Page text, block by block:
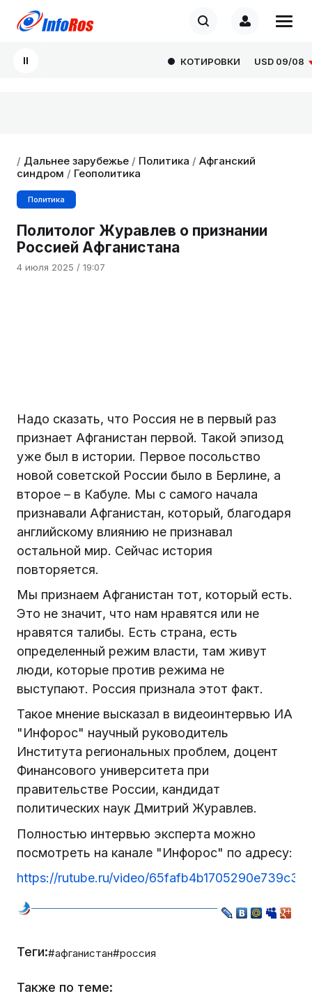
КОТИРОВКИ USD09/08
/ Дальнее зарубежье / Политика / Афганский
синдром / Геополитика
Политика
Политолог Журавлев о признании
Россией Афганистана
4 июля 2025 / 19:07
Надо сказать, что Россия не в первый раз
признает Афганистан первой. Такой эпизод
уже был в истории. Первое посольство
новой советской России было в Берлине, а
второе – в Кабуле. Мы с самого начала
признавали Афганистан, который, благодаря
английскому влиянию не признавал
остальной мир. Сейчас история
повторяется.
Мы признаем Афганистан тот, который есть.
Это не значит, что нам нравятся или не
нравятся талибы. Есть страна, есть
определенный режим власти, там живут
люди, которые против режима не
выступают. Россия признала этот факт.
Такое мнение высказал в видеоинтервью ИА
"Инфорос" научный руководитель
Института региональных проблем, доцент
Финансового университета при
правительстве России, кандидат
политических наук Дмитрий Журавлев.
Полностью интервью эксперта можно
посмотреть на канале "Инфорос" по адресу:
https://rutube.ru/video/
Теги:#афганистан#россия
Также по теме: